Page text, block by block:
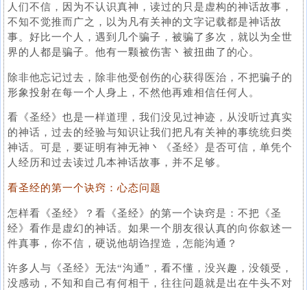
人们不信，因为不认识真神，读过的只是虚构的神话故事，
不知不觉推而广之，以为凡有关神的文字记载都是神话故
事。好比一个人，遇到几个骗子，被骗了多次，就以为全世
界的人都是骗子。他有一颗被伤害丶被扭曲了的心。
除非他忘记过去，除非他受创伤的心获得医治，不把骗子的
形象投射在每一个人身上，不然他再难相信任何人。
看《圣经》也是一样道理，我们没见过神迹，从没听过真实
的神话，过去的经验与知识让我们把凡有关神的事统统归类
神话。可是，要证明有神无神丶《圣经》是否可信，单凭个
人经历和过去读过几本神话故事，并不足够。
看圣经的第一个诀窍：心态问题
怎样看《圣经》？看《圣经》的第一个诀窍是：不把《圣
经》看作是虚幻的神话。如果一个朋友很认真的向你叙述一
件真事，你不信，硬说他胡诌捏造，怎能沟通？
许多人与《圣经》无法“沟通”，看不懂，没兴趣，没领受，
没感动，不知和自己有何相干，往往问题就是出在牛头不对